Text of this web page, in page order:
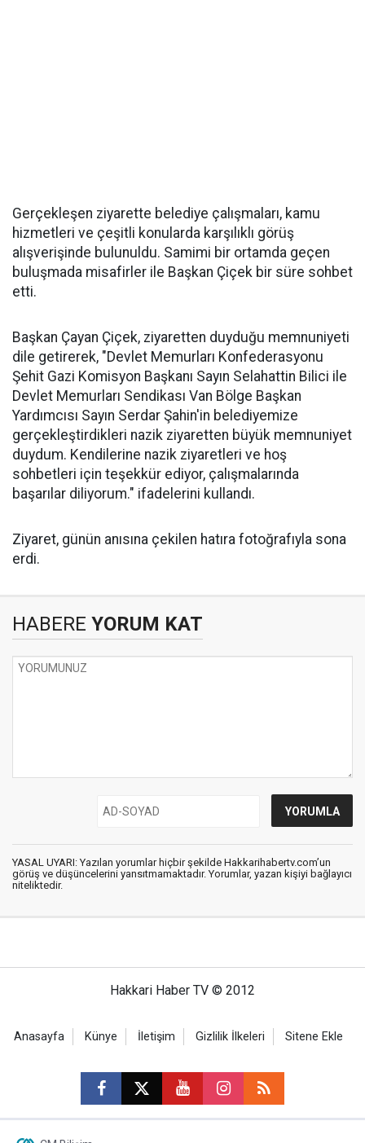
Gerçekleşen ziyarette belediye çalışmaları, kamu
hizmetleri ve çeşitli konularda karşılıklı görüş
alışverişinde bulunuldu. Samimi bir ortamda geçen
buluşmada misafirler ile Başkan Çiçek bir süre sohbet
etti.
Başkan Çayan Çiçek, ziyaretten duyduğu memnuniyeti
dile getirerek, "Devlet Memurları Konfederasyonu
Şehit Gazi Komisyon Başkanı Sayın Selahattin Bilici ile
Devlet Memurları Sendikası Van Bölge Başkan
Yardımcısı Sayın Serdar Şahin'in belediyemize
gerçekleştirdikleri nazik ziyaretten büyük memnuniyet
duydum. Kendilerine nazik ziyaretleri ve hoş
sohbetleri için teşekkür ediyor, çalışmalarında
başarılar diliyorum." ifadelerini kullandı.
Ziyaret, günün anısına çekilen hatıra fotoğrafıyla sona
erdi.
HABERE YORUM KAT
YASAL UYARI: Yazılan yorumlar hiçbir şekilde Hakkarihabertv.com’un
görüş ve düşüncelerini yansıtmamaktadır. Yorumlar, yazan kişiyi bağlayıcı
niteliktedir.
Hakkari Haber TV © 2012
Anasayfa Künye İletişim Gizlilik İlkeleri Sitene Ekle